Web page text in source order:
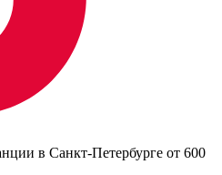
в Санкт-Петербурге от 600